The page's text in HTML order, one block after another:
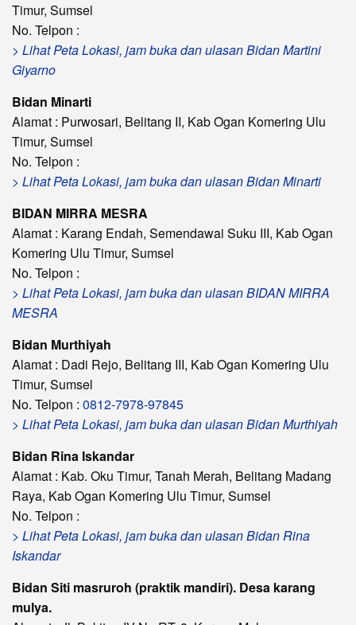
Timur, Sumsel
No. Telpon :
> Lihat Peta Lokasi, jam buka dan ulasan Bidan Martini
Giyarno
Bidan Minarti
Alamat : Purwosari, Belitang II, Kab Ogan Komering Ulu
Timur, Sumsel
No. Telpon :
> Lihat Peta Lokasi, jam buka dan ulasan Bidan Minarti
BIDAN MIRRA MESRA
Alamat : Karang Endah, Semendawai Suku III, Kab Ogan
Komering Ulu Timur, Sumsel
No. Telpon :
> Lihat Peta Lokasi, jam buka dan ulasan BIDAN MIRRA
MESRA
Bidan Murthiyah
Alamat : Dadi Rejo, Belitang III, Kab Ogan Komering Ulu
Timur, Sumsel
No. Telpon : 0812-7978-97845
> Lihat Peta Lokasi, jam buka dan ulasan Bidan Murthiyah
Bidan Rina Iskandar
Alamat : Kab. Oku Timur, Tanah Merah, Belitang Madang
Raya, Kab Ogan Komering Ulu Timur, Sumsel
No. Telpon :
> Lihat Peta Lokasi, jam buka dan ulasan Bidan Rina
Iskandar
Bidan Siti masruroh (praktik mandiri). Desa karang
mulya.